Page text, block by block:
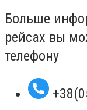
Больше
рейсах вы
телефону